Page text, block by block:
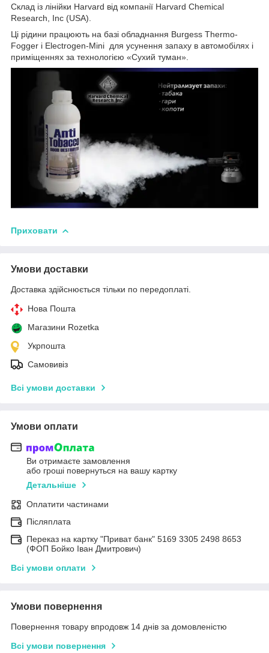
Склад із лінійки Harvard від компанії Harvard Chemical
Research, Inc (USA).
Ці рідини працюють на базі обладнання Burgess Thermo-
Fogger і Electrogen-Mini для усунення запаху в автомобілях і
приміщеннях за технологією «Сухий туман».
Приховати
Умови доставки
Доставка здійснюється тільки по передоплаті.
Нова Пошта
Магазини Rozetka
Укрпошта
Самовивіз
Всі умови доставки
Умови оплати
Ви отримаєте замовлення
або гроші повернуться на вашу картку
Детальніше
Оплатити частинами
Післяплата
Переказ на картку "Приват банк" 5169 3305 2498 8653
(ФОП Бойко Іван Дмитрович)
Всі умови оплати
Умови повернення
Повернення товару впродовж 14 днів за домовленістю
Всі умови повернення